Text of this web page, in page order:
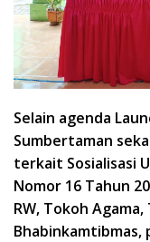
Selain agenda
Sumbertaman
terkait Sosialisasi
Nomor 16 Tahun
RW, Tokoh
Bhabinkamtibmas,